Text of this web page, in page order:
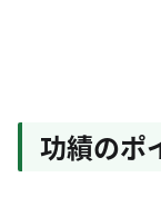
功績のポ